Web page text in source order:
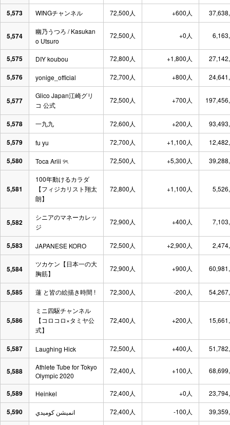
5,573 WINGチャンネル 72,500人 +600人
5,574
幽乃うつろ / Kasukan
o Utsuro
72,500人 +0人
5,575 DIY koubou 72,800人 +1,800人
5,576 yonige_official 72,700人 +800人
5,577
Glico Japan江崎グリ
コ 公式
72,500人 +700人
5,578 一九九 72,600人 +200人
5,579 fu yu 72,700人 +1,100人
5,580 Toca Ariii ୨ৎ 72,500人 +5,300人
5,581
100年動けるカラダ
【フィジカリスト翔太
朗】
72,800人 +1,100人
5,582
シニアのマネーカレッ
ジ
72,900人 +400人
5,583 JAPANESE KORO 72,500人 +2,900人
5,584
ツカケン【日本一の大
胸筋】
72,900人 +900人
5,585 蓮 と皆の絵描き時間 ! 72,300人 -200人
5,586
ミニ四駆チャンネル
【コロコロ×タミヤ公
式】
72,400人 +200人
5,587 Laughing Hick 72,500人 +400人
5,588
Athlete Tube for Tokyo
Olympic 2020
72,400人 +100人
5,589 Heinkel 72,400人 +0人
5,590 انميشن كوميدي 72,400人 -100人